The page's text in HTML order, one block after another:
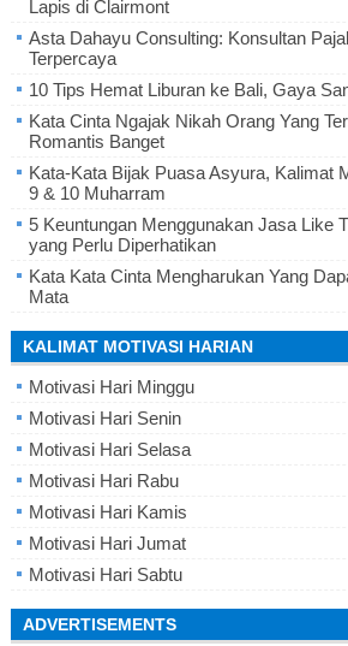
Lapis di Clairmont
Asta Dahayu Consulting: Konsultan
Terpercaya
10 Tips Hemat Liburan ke Bali, Gaya
Kata Cinta Ngajak Nikah Orang Yang
Romantis Banget
Kata-Kata Bijak Puasa Asyura, Kalimat
9 & 10 Muharram
5 Keuntungan Menggunakan Jasa Like
yang Perlu Diperhatikan
Kata Kata Cinta Mengharukan Yang
Mata
KALIMAT MOTIVASI HARIAN
Motivasi Hari Minggu
Motivasi Hari Senin
Motivasi Hari Selasa
Motivasi Hari Rabu
Motivasi Hari Kamis
Motivasi Hari Jumat
Motivasi Hari Sabtu
ADVERTISEMENTS